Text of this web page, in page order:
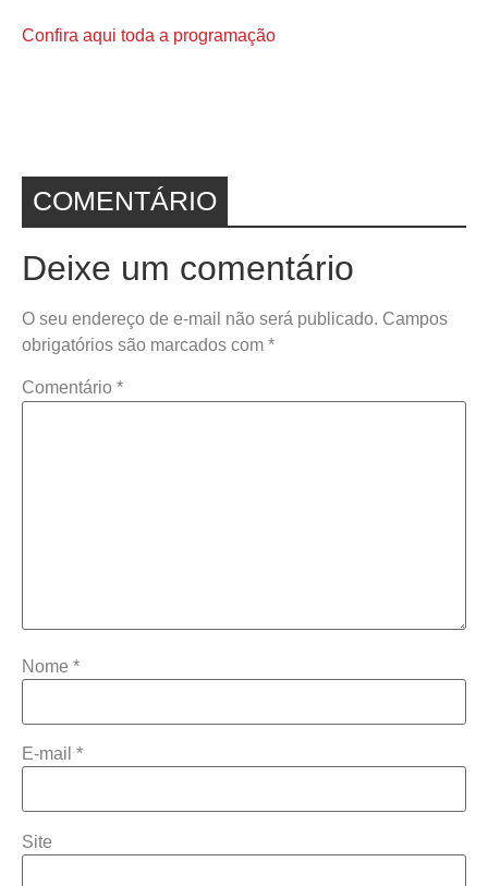
Confira aqui toda a programação
COMENTÁRIO
Deixe um comentário
O seu endereço de e-mail não será publicado. Campos
obrigatórios são marcados com *
Comentário *
Nome *
E-mail *
Site